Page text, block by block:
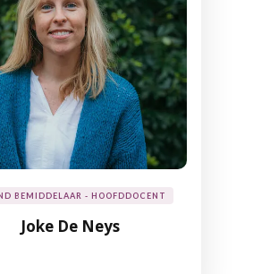
BEMIDDELAAR - HOOFDDOCENT
Joke De Neys